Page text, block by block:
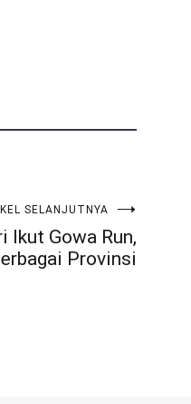
SELANJUTNYA
Ikut Gowa Run,
Provinsi